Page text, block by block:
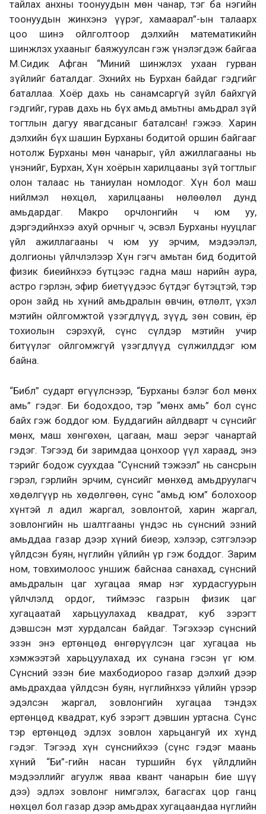
тайлах анхны тоонуудын мөн чанар, тэг ба нэгийн
тоонуудын жинхэнэ үүрэг, хамаарал”-ын талаарх
цоо шинэ ойлголтоор дэлхийн математикийн
шинжлэх ухааныг баяжуулсан гэж үнэлэгдэж байгаа
М.Сидик Афган “Миний шинжлэх ухаан гурван
зүйлийг баталдаг. Эхнийх нь Бурхан байдаг гэдгийг
баталлаа. Хоёр дахь нь санамсаргүй зүйл байхгүй
гэдгийг, гурав дахь нь бүх амьд амьтны амьдрал зүй
тогтлын дагуу явагдсаныг баталсан! гэжээ. Харин
дэлхийн бүх шашин Бурханы бодитой оршин байгааг
нотолж Бурханы мөн чанарыг, үйл ажиллагааны нь
үнэнийг, Бурхан, Хүн хоёрын харилцааны зүй тогтлыг
олон талаас нь таниулан номлодог. Хүн бол маш
нийлмэл нөхцөл, харилцааны нөлөөлөл дунд
амьдардаг. Макро орчлонгийн ч юм уу,
дэргэдийнхээ ахуй орчныг ч, эсвэл Бурханы нууцлаг
үйл ажиллагааны ч юм уу эрчим, мэдээлэл,
долгионы үйлчлэлээр Хүн гэгч амьтан бид бодитой
физик биеийнхээ бүтцээс гадна маш нарийн аура,
астро гэрлэн, эфир биетүүдээс бүтдэг бүтэцтэй, тэр
орон зайд нь хүний амьдралын өвчин, өтлөлт, үхэл
мэтийн ойлгомжтой үзэгдлүүд, зүүд, зөн совин, ёр
тохиолын сэрэхүй, сүнс сүлдэр мэтийн учир
битүүлэг ойлгомжгүй үзэгдлүүд сүлжилддэг юм
байна.
“Библ” сударт өгүүлснээр, “Бурханы бэлэг бол мөнх
амь” гэдэг. Би бодохдоо, тэр “мөнх амь” бол сүнс
байх гэж боддог юм. Буддагийн айлдварт ч сүнсийг
мөнх, маш хөнгөхөн, цагаан, маш эерэг чанартай
гэдэг. Тэгээд би заримдаа цонхоор үүл хараад, энэ
тэрийг бодож суухдаа “Сүнсний тэжээл” нь сансрын
гэрэл, гэрлийн эрчим, сүнсийг мөнхөд амьдруулагч
хөдөлгүүр нь хөдөлгөөн, сүнс “амьд юм” болохоор
хүнтэй л адил жаргал, зовлонтой, харин жаргал,
зовлонгийн нь шалтгааны үндэс нь сүнсний эзний
амьддаа газар дээр хүний биеэр, хэлээр, сэтгэлээр
үйлдсэн буян, нүглийн үйлийн үр гэж боддог. Зарим
ном, товхимолоос уншиж байснаа санахад, сүнсний
амьдралын цаг хугацаа ямар нэг хурдасгуурын
үйлчлэлд ордог, тиймээс газрын физик цаг
хугацаатай харьцуулахад квадрат, куб зэрэгт
дэвшсэн мэт хурдалсан байдаг. Тэгэхээр сүнсний
эзэн энэ ертөнцөд өнгөрүүлсэн цаг хугацаа нь
хэмжээтэй харьцуулахад их сунана гэсэн үг юм.
Сүнсний эзэн бие махбодиороо газар дэлхий дээр
амьдрахдаа үйлдсэн буян, нүглийнхээ үйлийн үрээр
эдэлсэн жаргал, зовлонгийн хугацаа тэндэх
ертөнцөд квадрат, куб зэрэгт дэвшин уртасна. Сүнс
тэр ертөнцөд эдлэх зовлон харьцангуй их хүнд
гэдэг. Тэгээд хүн сүнснийхээ (сүнс гэдэг маань
хүний “Би”-гийн насан туршийн бүх үйлдлийн
мэдээллийг агуулж яваа квант чанарын бие шүү
дээ) эдлэх зовлонг нимгэлэх, багасгах цор ганц
нөхцөл бол газар дээр амьдрах хугацаандаа нүглийн